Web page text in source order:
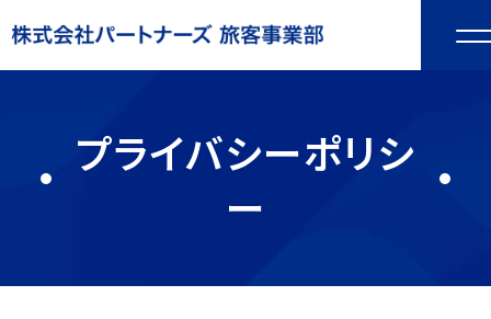
プライバシーポリシ
ー